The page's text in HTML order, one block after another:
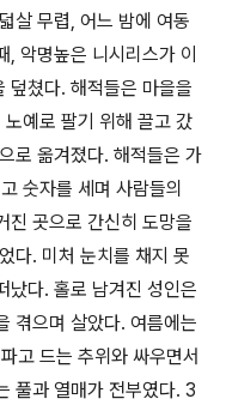
살 무렵, 어느 밤에 여동
악명높은 니시리스가 이
덮쳤다. 해적들은 마을을
예로 팔기 위해 끌고 갔
로 옮겨졌다. 해적들은 가
숫자를 세며 사람들의
진 곳으로 간신히 도망을
다. 미처 눈치를 채지 못
났다. 홀로 남겨진 성인은
겪으며 살았다. 여름에는
고 드는 추위와 싸우면서
풀과 열매가 전부였다. 3